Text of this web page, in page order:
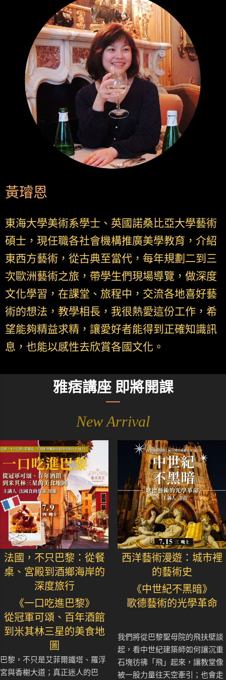
黃璿恩
東海大學美術系學士、英國諾桑比亞大學藝術
碩士，現任職各社會機構推廣美學教育，介紹
東西方藝術，從古典至當代，每年規劃二到三
次歐洲藝術之旅，帶學生們現場導覽，做深度
文化學習，在課堂、旅程中，交流各地喜好藝
術的想法，教學相長，我很熱愛這份工作，希
望能夠精益求精，讓愛好者能得到正確知識訊
息，也能以感性去欣賞各國文化。
雅痞講座 即將開課
New Arrival
法國，不只巴黎：從餐
桌、宮殿到酒鄉海岸的
深度旅行
《一口吃進巴黎》
從冠軍可頌、百年酒館
到米其林三星的美食地
圖
巴黎，不只是艾菲爾鐵塔、羅浮
宮與香榭大道；真正迷人的巴
西洋藝術漫遊：城市裡
的藝術史
《中世紀不黑暗》
歌德藝術的光學革命
我們將從巴黎聖母院的飛扶壁談
起，看中世紀建築師如何讓沉重
石塊彷彿「飛」起來，讓教堂像
被一股力量往天空牽引；也會走